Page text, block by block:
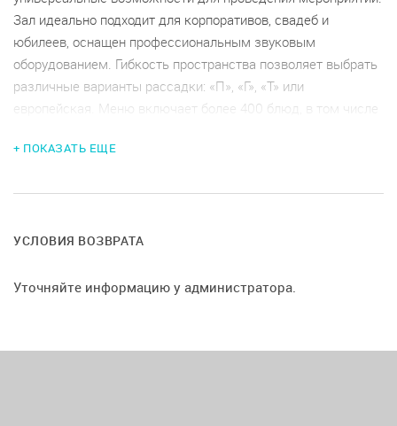
Зал идеально подходит для корпоративов, свадеб и
юбилеев, оснащен профессиональным звуковым
оборудованием. Гибкость пространства позволяет выбрать
различные варианты рассадки: «П», «Г», «Т» или
европейская. Меню включает более 400 блюд, в том числе
значимых достопримечательностей города, что
использования пространства, включая ограничения по
депозита. Услуги включают проектор и аппаратуру для
условия для отмены бронирования и правила пользования
+ ПОКАЗАТЬ ЕЩЕ
УСЛОВИЯ ВОЗВРАТА
Уточняйте информацию у администратора.